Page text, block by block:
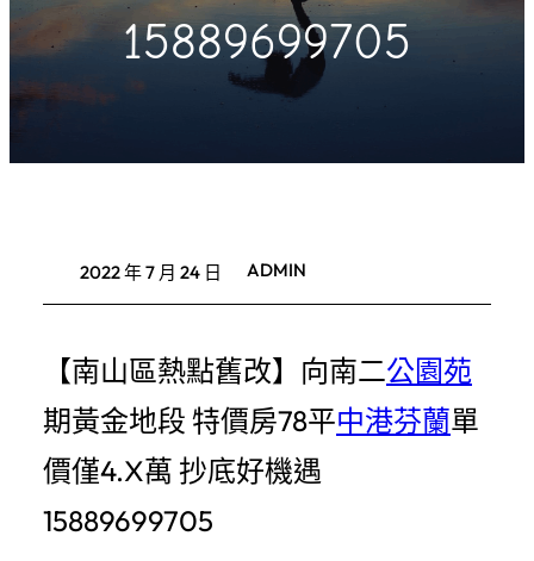
15889699705
2022 年 7 月 24 日 ADMIN
【南山區熱點舊改】向南二公園苑
期黃金地段 特價房78平中港芬蘭單
價僅4.X萬 抄底好機遇
15889699705